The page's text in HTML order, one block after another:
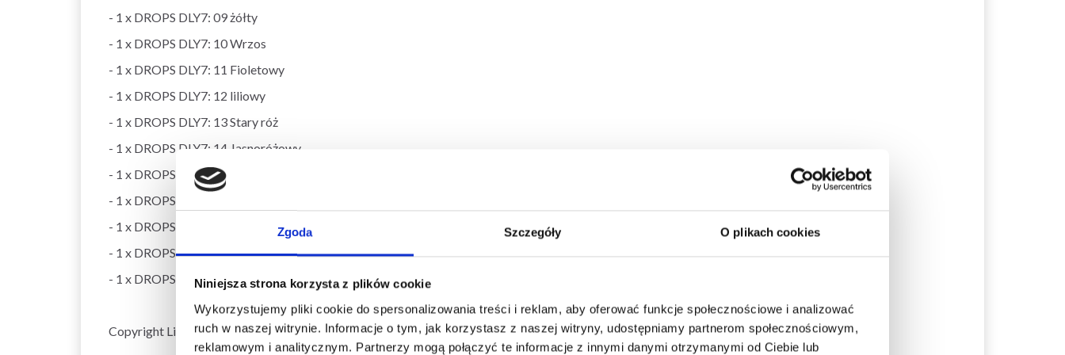
Zgoda Szczegóły O plikach cookies
Niniejsza strona korzysta z plików cookie
Wykorzystujemy pliki cookie do spersonalizowania treści i reklam, aby oferować funkcje społecznościowe i analizować
ruch w naszej witrynie. Informacje o tym, jak korzystasz z naszej witryny, udostępniamy partnerom społecznościowym,
reklamowym i analitycznym. Partnerzy mogą połączyć te informacje z innymi danymi otrzymanymi od Ciebie lub
- 1 x DROPS DLY7: 09 żółty
- 1 x DROPS DLY7: 10 Wrzos
- 1 x DROPS DLY7: 11 Fioletowy
- 1 x DROPS DLY7: 12 liliowy
- 1 x DROPS DLY7: 13 Stary róż
- 1 x DROPS DLY7: 14 Jasnoróżowy
- 1 x DROPS DLY7: 15 różowy
- 1 x DROPS DLY7: 16 czerwony
- 1 x DROPS DLY7: 17 Opalowa zieleń
- 1 x DROPS DLY7: 18 turkusowy
- 1 x DROPS DLY7: 19 Jasny turkus
Copyright LindeHobby
Oszczędź nawet do 50%
Stań się częścią naszej społeczności miłośników
włóczek i uzyskaj wyłączny dostęp do